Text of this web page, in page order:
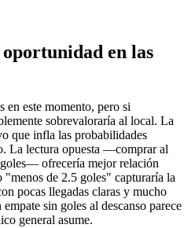
en las
en este momento, pero si
sobrevaloraría al local. La
que infla las probabilidades
La lectura opuesta —comprar al
ofrecería mejor relación
de 2.5 goles" capturaría la
pocas llegadas claras y mucho
sin goles al descanso parece
general asume.